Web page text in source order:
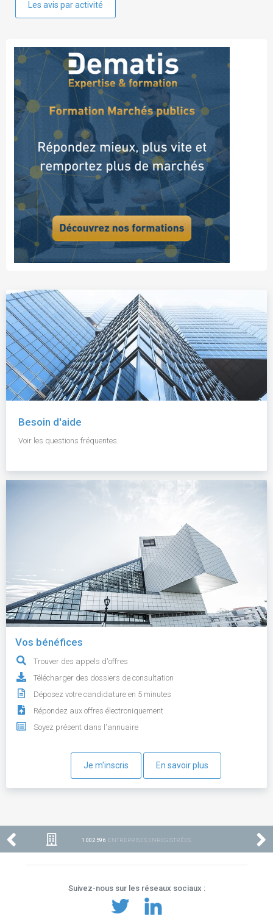
Les avis par activité
Besoin d'aide
Voir les questions fréquentes.
Vos bénéfices
Trouver des appels d'offres
Télécharger des dossiers de consultation
Déposez votre candidature en 5 minutes
Répondez aux offres électroniquement
Soyez présent dans l'annuaire
Je m'inscris En savoir plus
1 002 596 ENTREPRISES ENREGISTRÉES
Suivez-nous sur les réseaux sociaux :